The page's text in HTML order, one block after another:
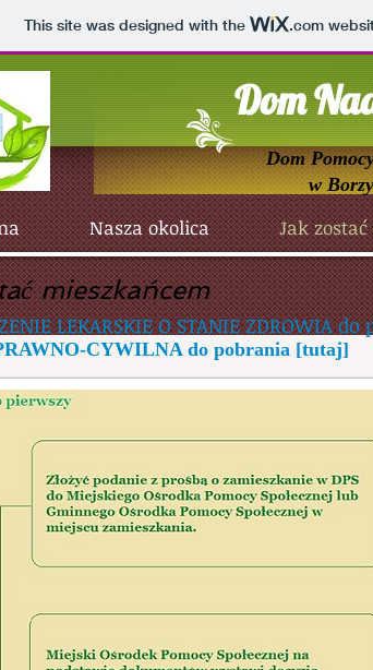
This site was designed with the .com
Dom
Dom
w
Nasza okolica Jak
LEKARSKIE O STANIE ZDROWIA
CYWILNA do pobrania [tutaj]
mieszkańcem